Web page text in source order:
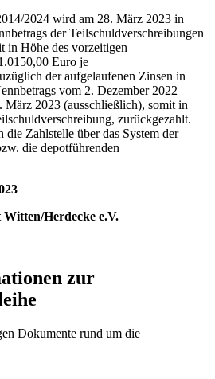
2024 wird am 28. März 2023 in
der Teilschuldverschreibungen
in Höhe des vorzeitigen
Euro je
der aufgelaufenen Zinsen in
vom 2. Dezember 2022
2023 (ausschließlich), somit in
zurückgezahlt.
Zahlstelle über das System der
die depotführenden
Witten/Herdecke e.V.
zur
Dokumente rund um die